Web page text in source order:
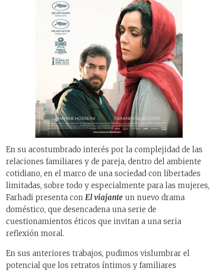
En su acostumbrado interés por la complejidad de las
relaciones familiares y de pareja, dentro del ambiente
cotidiano, en el marco de una sociedad con libertades
limitadas, sobre todo y especialmente para las mujeres,
Farhadi presenta con El viajante un nuevo drama
doméstico, que desencadena una serie de
cuestionamientos éticos que invitan a una seria
reflexión moral.
En sus anteriores trabajos, pudimos vislumbrar el
potencial que los retratos íntimos y familiares